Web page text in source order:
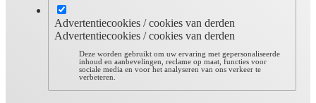
Advertentiecookies / cookies van derden
Advertentiecookies / cookies van derden
Deze worden gebruikt om uw ervaring met gepersonaliseerde
inhoud en aanbevelingen, reclame op maat, functies voor
sociale media en voor het analyseren van ons verkeer te
verbeteren.